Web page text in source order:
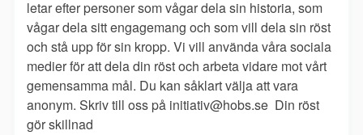
letar efter personer som vågar dela sin historia, som
vågar dela sitt engagemang och som vill dela sin röst
och stå upp för sin kropp. Vi vill använda våra sociala
medier för att dela din röst och arbeta vidare mot vårt
gemensamma mål. Du kan såklart välja att vara
anonym. Skriv till oss på initiativ@hobs.se Din röst
gör skillnad